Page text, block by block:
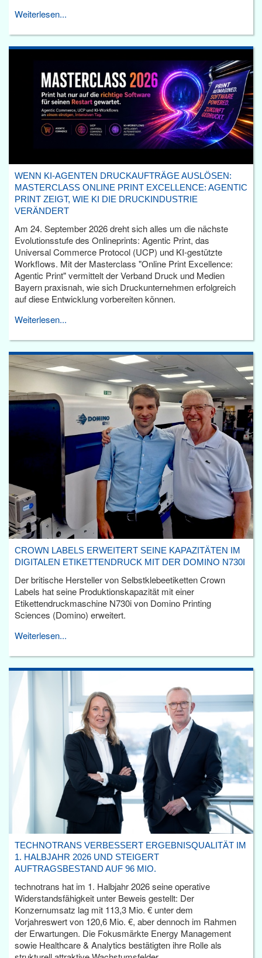
Weiterlesen...
WENN KI-AGENTEN DRUCKAUFTRÄGE AUSLÖSEN:
MASTERCLASS ONLINE PRINT EXCELLENCE: AGENTIC
PRINT ZEIGT, WIE KI DIE DRUCKINDUSTRIE
VERÄNDERT
Am 24. September 2026 dreht sich alles um die nächste
Evolutionsstufe des Onlineprints: Agentic Print, das
Universal Commerce Protocol (UCP) und KI-gestützte
Workflows. Mit der Masterclass "Online Print Excellence:
Agentic Print" vermittelt der Verband Druck und Medien
Bayern praxisnah, wie sich Druckunternehmen erfolgreich
auf diese Entwicklung vorbereiten können.
Weiterlesen...
CROWN LABELS ERWEITERT SEINE KAPAZITÄTEN IM
DIGITALEN ETIKETTENDRUCK MIT DER DOMINO N730I
Der britische Hersteller von Selbstklebeetiketten Crown
Labels hat seine Produktionskapazität mit einer
Etikettendruckmaschine N730i von Domino Printing
Sciences (Domino) erweitert.
Weiterlesen...
TECHNOTRANS VERBESSERT ERGEBNISQUALITÄT IM
1. HALBJAHR 2026 UND STEIGERT
AUFTRAGSBESTAND AUF 96 MIO.
technotrans hat im 1. Halbjahr 2026 seine operative
Widerstandsfähigkeit unter Beweis gestellt: Der
Konzernumsatz lag mit 113,3 Mio. € unter dem
Vorjahreswert von 120,6 Mio. €, aber dennoch im Rahmen
der Erwartungen. Die Fokusmärkte Energy Management
sowie Healthcare & Analytics bestätigten ihre Rolle als